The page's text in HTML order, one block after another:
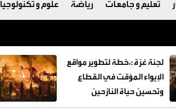
تعليم و جامعات رياضة علوم و تكنولوجيا
لجنة غزة :،خطة لتطوير مواقع
الإيواء المؤقت في القطاع
وتحسين حياة النازحين